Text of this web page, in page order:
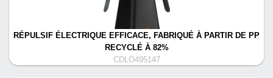
RÉPULSIF ÉLECTRIQUE EFFICACE, FABRIQUÉ À PARTIR DE PP
RECYCLÉ À 82%
CDLO495147